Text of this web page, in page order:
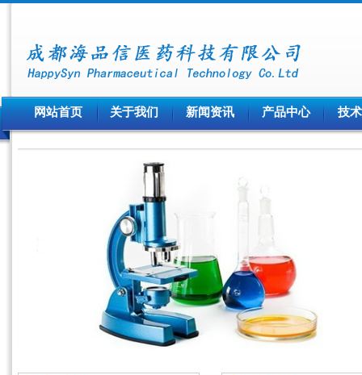
网站首页 关于我们 新闻资讯 产品中心 技